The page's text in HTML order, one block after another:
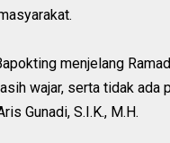
menjelang
wajar, serta tidak ada
Gunadi, S.I.K., M.H.